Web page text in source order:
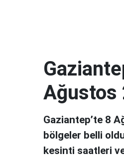
Ağustos
Gaziantep’te 8
bölgeler belli
kesinti saatleri